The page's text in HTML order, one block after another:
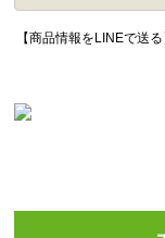
【商品情報をLINEで送